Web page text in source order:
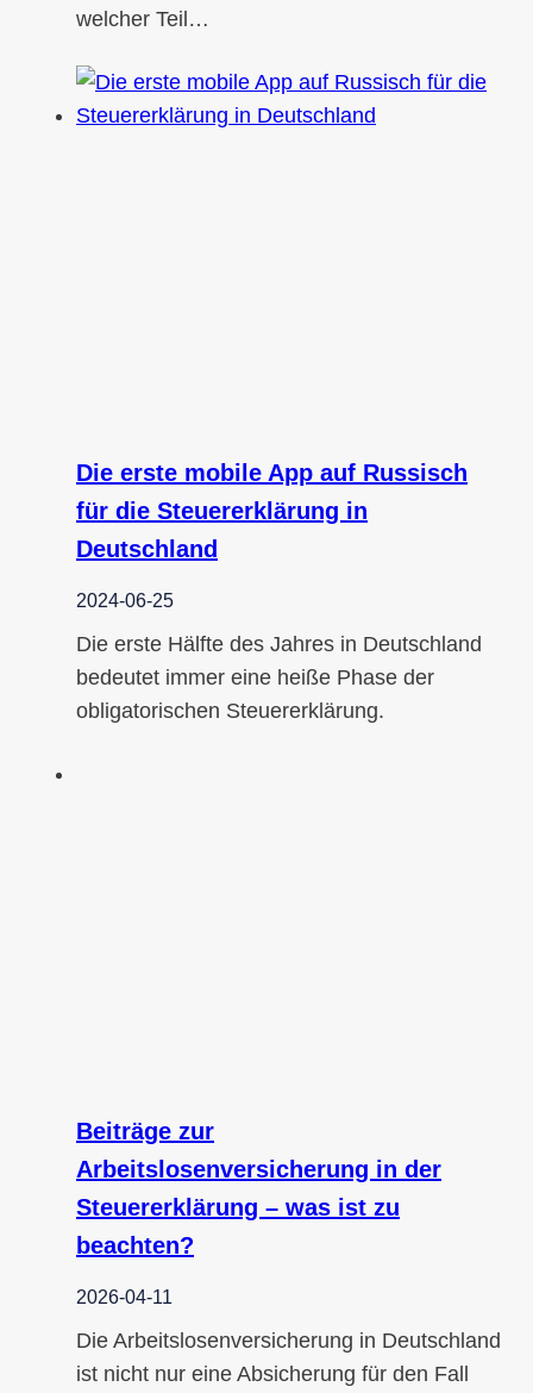
welcher Teil…
Die erste mobile App auf Russisch
für die Steuererklärung in
Deutschland
2024-06-25
Die erste Hälfte des Jahres in Deutschland
bedeutet immer eine heiße Phase der
obligatorischen Steuererklärung.
Beiträge zur
Arbeitslosenversicherung in der
Steuererklärung – was ist zu
beachten?
2026-04-11
Die Arbeitslosenversicherung in Deutschland
ist nicht nur eine Absicherung für den Fall